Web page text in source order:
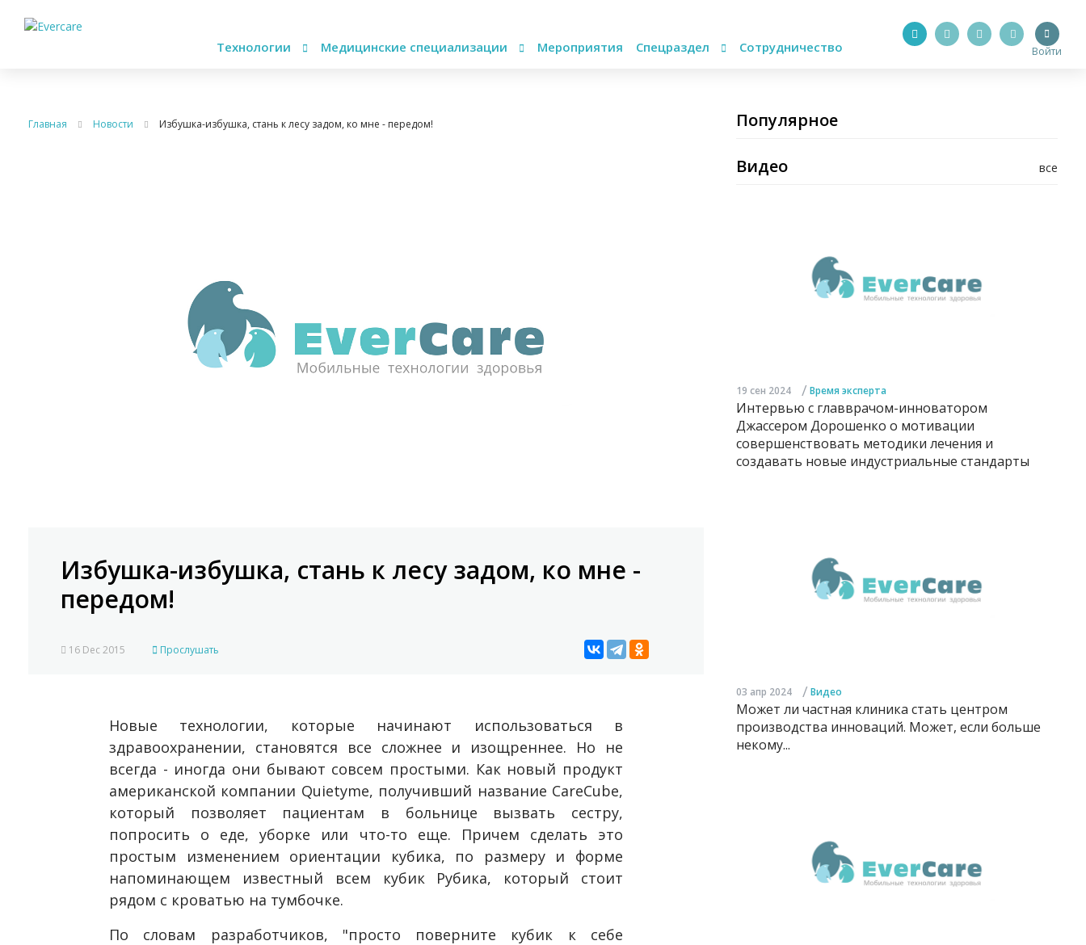
Технологии Медицинские специализации Мероприятия Спецраздел Сотрудничество Войти
Главная Новости Избушка-избушка, стань к лесу задом, ко мне - передом!
Избушка-избушка, стань к лесу задом, ко мне -
передом!
16 Dec 2015 Прослушать
Новые технологии, которые начинают использоваться в
здравоохранении, становятся все сложнее и изощреннее. Но не
всегда - иногда они бывают совсем простыми. Как новый продукт
американской компании Quietyme, получивший название CareCube,
который позволяет пациентам в больнице вызвать сестру,
попросить о еде, уборке или что-то еще. Причем сделать это
простым изменением ориентации кубика, по размеру и форме
напоминающем известный всем кубик Рубика, который стоит
рядом с кроватью на тумбочке.
По словам разработчиков, "просто поверните кубик к себе
Популярное
все
Видео
19 сен 2024 / Время эксперта
Интервью с главврачом-инноватором
Джассером Дорошенко о мотивации
совершенствовать методики лечения и
создавать новые индустриальные стандарты
03 апр 2024 / Видео
Может ли частная клиника стать центром
производства инноваций. Может, если больше
некому...